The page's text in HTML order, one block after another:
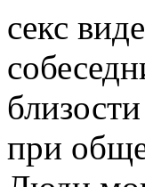
секс
при